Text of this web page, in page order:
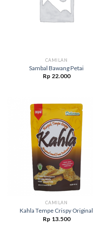
CAMILAN
Sambal Bawang Petai
Rp 22.000
CAMILAN
Kahla Tempe Crispy Original
Rp 13.500